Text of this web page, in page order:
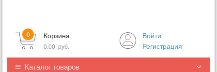
Корзина
0
0.00 руб.
Войти
Регистрация
Каталог товаров